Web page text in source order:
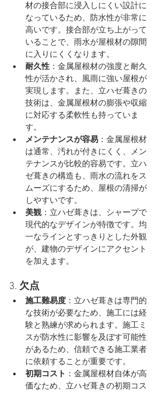
材の接合部に浸入しにくい設計に
なっているため、防水性が非常に
高いです。接合部が立ち上がって
いることで、雨水が屋根材の隙間
に入りにくくなります。
耐久性 ：金属屋根材の強度と耐久
性が活かされ、風雨に強い屋根が
実現します。また、立ハゼ葺きの
技術は、金属屋根材の膨張や収縮
に対応する柔軟性も持っていま
す。
メンテナンスが容易 ：金属屋根材
は通常、汚れが付きにくく、メン
テナンスが比較的容易です。立ハ
ゼ葺きの構造も、雨水の流れをス
ムーズにするため、屋根の清掃が
しやすいです。
美観：立ハゼ葺きは、シャープで
現代的なデザインが特徴です。均
一なラインとすっきりとした外観
が、建物のデザインにアクセント
を加えます。
3. 欠点
施工難易度 ：立ハゼ葺きは専門的
な技術が必要なため、施工には経
験と熟練が求められます。施工ミ
スが防水性に影響を及ぼす可能性
があるため、信頼できる施工業者
に依頼することが重要です。
初期コスト ：金属屋根材自体が高
価なため、立ハゼ葺きの初期コス